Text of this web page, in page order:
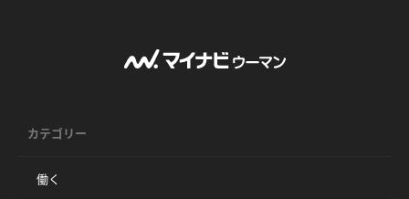
カテゴリー
働く